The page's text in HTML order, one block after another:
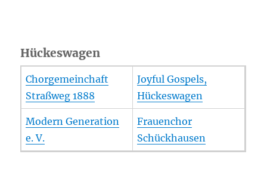
Hückeswagen
Chorgemeinchaft
Straßweg 1888
Joyful Gospels,
Hückeswagen
Modern Generation
e. V.
Frauenchor
Schückhausen